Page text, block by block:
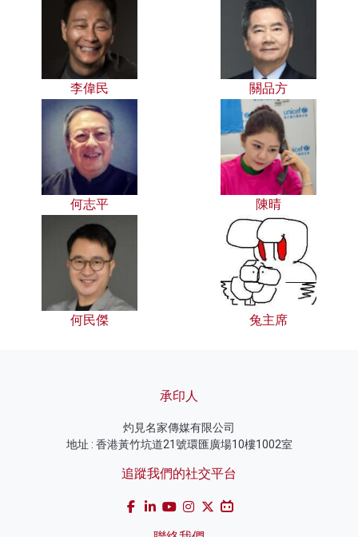
李偉民 關品方
何志平 陳晴
何民傑 兔主席
承印人
灼見名家傳媒有限公司
地址 : 香港黃竹坑道21號環匯廣場10樓1002室
追蹤我們的社交平台